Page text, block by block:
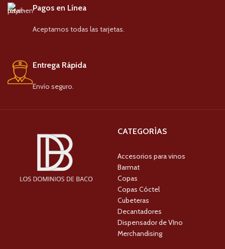
Pagos en Línea
Aceptamos todas las tarjetas.
Entrega Rápida
Envío seguro.
CATEGORÍAS
Accesorios para vinos
Barmat
Copas
Copas Cóctel
Cubeteras
Decantadores
Dispensador de VIno
Merchandising